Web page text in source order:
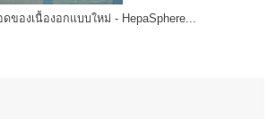
ดของเนื้องอกแบบใหม่ - HepaSphere...